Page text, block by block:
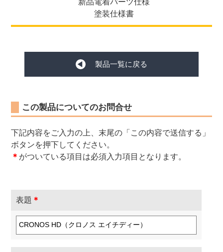
新品電着パーツ仕様
塗装仕様書
製品一覧に戻る
この製品についてのお問合せ
下記内容をご入力の上、末尾の「この内容で送信する」
ボタンを押下してください。
＊ がついている項目は必須入力項目となります。
表題 ＊